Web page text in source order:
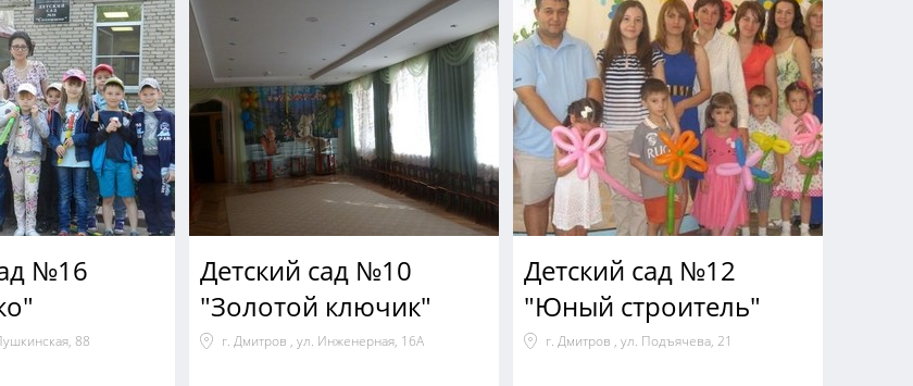
№16
88
Детский сад №10
"Золотой ключик"
г. Дмитров , ул. Инженерная, 16А
Детский сад №12
"Юный строитель"
г. Дмитров , ул. Подъячева, 21